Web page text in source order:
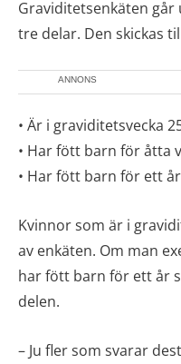
Graviditetsenkäten går
tre delar. Den skickas
ANNONS
• Är i graviditetsvecka
• Har fött barn för åtta
• Har fött barn för ett
Kvinnor som är i
av enkäten. Om man
har fött barn för ett år
delen.
– Ju fler som svarar